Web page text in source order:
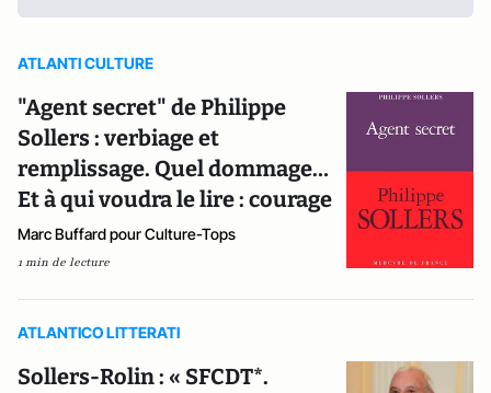
ATLANTI CULTURE
"Agent secret" de Philippe
Sollers : verbiage et
remplissage. Quel dommage…
Et à qui voudra le lire : courage
Marc Buffard pour Culture-Tops
1 min de lecture
ATLANTICO LITTERATI
​Sollers-Rolin : « SFCDT*.